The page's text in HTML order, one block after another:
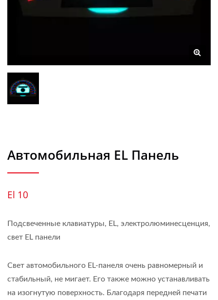
Автомобильная EL Панель
El 10
Подсвеченные клавиатуры, EL, электролюминесценция,
свет EL панели
Свет автомобильного EL-панеля очень равномерный и
стабильный, не мигает. Его также можно устанавливать
на изогнутую поверхность. Благодаря передней печати